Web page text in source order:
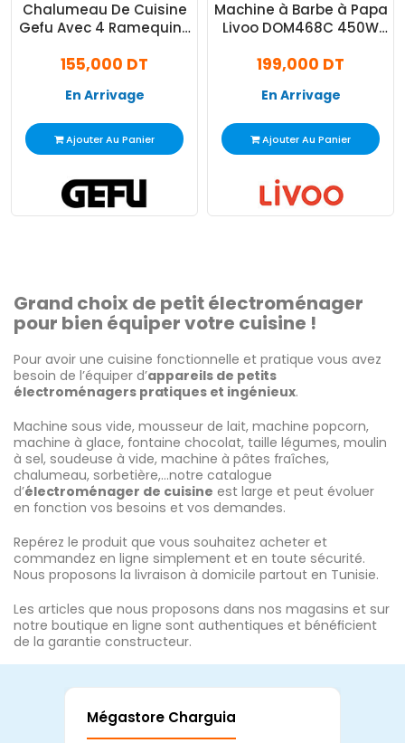
Chalumeau De Cuisine
Gefu Avec 4 Ramequins
155,000 DT
En Arrivage
Ajouter Au Panier
Machine à Barbe à Papa
Livoo DOM468C 450W
199,000 DT
En Arrivage
Ajouter Au Panier
Grand choix de petit électroménager
pour bien équiper votre cuisine !
Pour avoir une cuisine fonctionnelle et pratique vous avez
besoin de l’équiper d’appareils de petits
électroménagers pratiques et ingénieux.
Machine sous vide, mousseur de lait, machine popcorn,
machine à glace, fontaine chocolat, taille légumes, moulin
à sel, soudeuse à vide, machine à pâtes fraîches,
chalumeau, sorbetière,…notre catalogue
d’électroménager de cuisine est large et peut évoluer
en fonction vos besoins et vos demandes.
Repérez le produit que vous souhaitez acheter et
commandez en ligne simplement et en toute sécurité.
Nous proposons la livraison à domicile partout en Tunisie.
Les articles que nous proposons dans nos magasins et sur
notre boutique en ligne sont authentiques et bénéficient
de la garantie constructeur.
Mégastore Charguia